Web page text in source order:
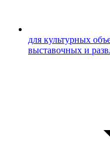
для культурных
выставочных и